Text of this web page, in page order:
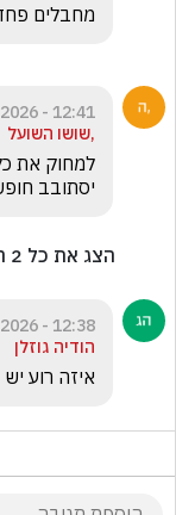
מחבלים
12:41 - 07.06.2026
,שושו השועל
יסתובב
הצג את כל 2
12:38 - 07.06.2026
הודיה גוזלן
איזה רוע